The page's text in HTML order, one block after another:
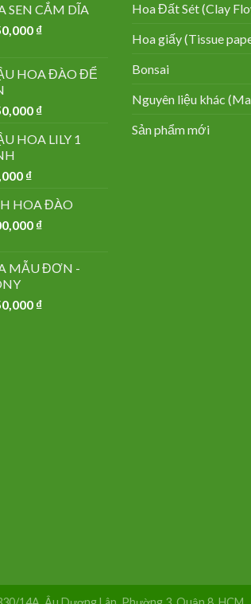
SEN CẮM DĨA
₫
HOA ĐÀO ĐỂ
₫
HOA LILY 1
₫
HOA ĐÀO
₫
MẪU ĐƠN -
₫
Hoa Đất Sét (Clay
Hoa giấy (Tissue
Bonsai
Nguyên liệu khác
Sản phẩm mới